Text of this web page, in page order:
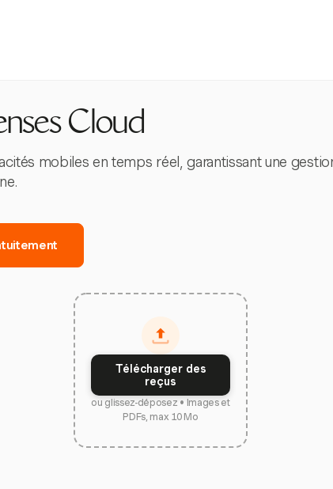
Cloud
mobiles en temps réel, garantissant une
Télécharger des
reçus
ou glissez-déposez • Images et
PDFs, max 10 Mo